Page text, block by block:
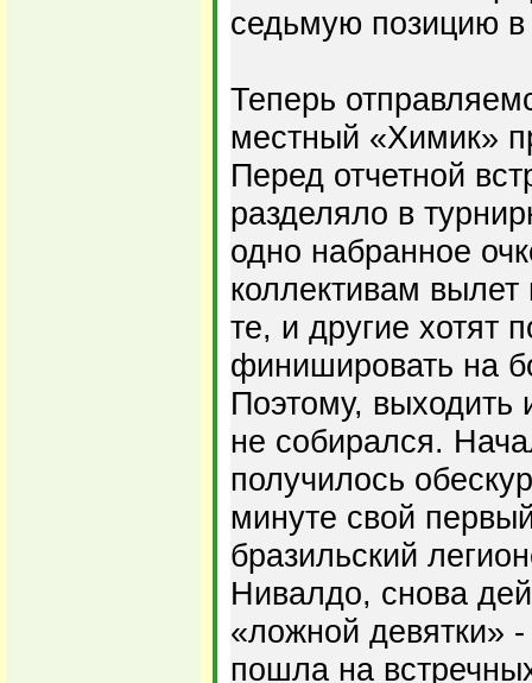
седьмую позицию в
Теперь
местный «Химик»
Перед отчетной
разделяло в
одно набранное
коллективам вылет
те, и другие хотят
финишировать на
Поэтому, выходить
не собирался.
получилось
минуте свой
бразильский
Нивалдо, снова
«ложной девятки»
пошла на